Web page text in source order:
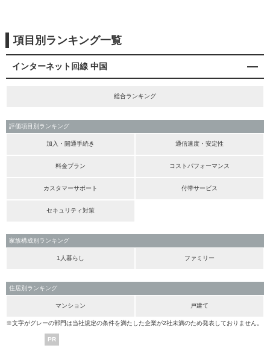
項目別ランキング一覧
インターネット回線 中国
総合ランキング
評価項目別ランキング
加入・開通手続き 通信速度・安定性
料金プラン コストパフォーマンス
カスタマーサポート 付帯サービス
セキュリティ対策
家族構成別ランキング
1人暮らし ファミリー
住居別ランキング
マンション 戸建て
※文字がグレーの部門は当社規定の条件を満たした企業が2社未満のため発表しておりません。
PR